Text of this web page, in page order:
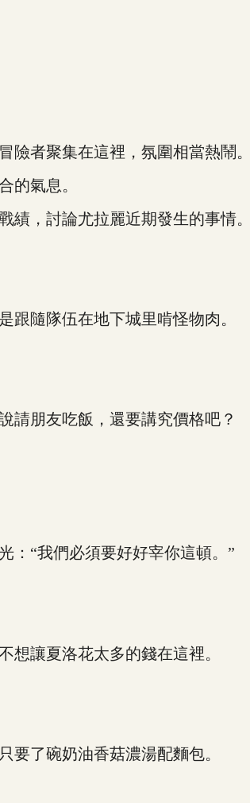
者聚集在這裡，氛圍相當熱鬧。
氣息。
，討論尤拉麗近期發生的事情。
隨隊伍在地下城里啃怪物肉。
朋友吃飯，還要講究價格吧？
“我們必須要好好宰你這頓。”
讓夏洛花太多的錢在這裡。
了碗奶油香菇濃湯配麵包。